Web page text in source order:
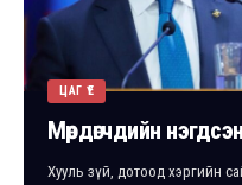
ЦАГ ҮЕ
Мөрдөгчдийн нэгдсэн
Хууль зүй, дотоод хэргийн